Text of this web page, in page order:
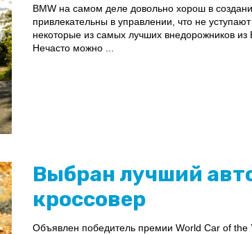
BMW на самом деле довольно хорош в
привлекательны в управлении, что не
некоторые из самых лучших внедорожников
Нечасто можно ...
Выбран лучший
кроссовер
Объявлен победитель премии World Car of the